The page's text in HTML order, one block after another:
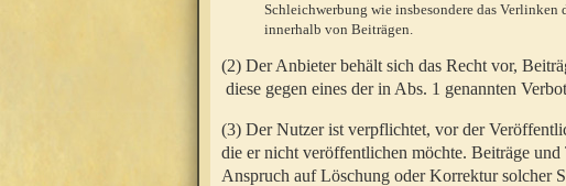
Schleichwerbung wie insbesondere das
innerhalb von Beiträgen.
(2) Der Anbieter behält sich das Recht vor,
diese gegen eines der in Abs. 1 genannten
(3) Der Nutzer ist verpflichtet, vor der
die er nicht veröffentlichen möchte. Beiträge
Anspruch auf Löschung oder Korrektur solcher